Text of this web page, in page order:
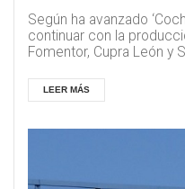
Según ha avanzado
continuar con la
Fomentor, Cupra León y
LEER MÁS